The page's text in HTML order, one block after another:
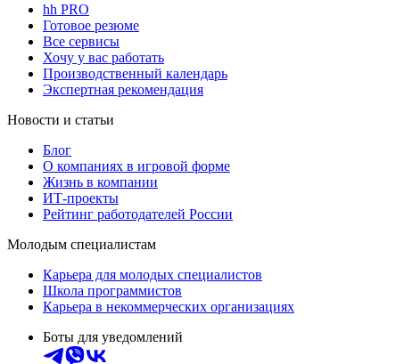
hh PRO
Готовое резюме
Все сервисы
Хочу у вас работать
Производственный календарь
Экспертная рекомендация
Новости и статьи
Блог
О компаниях в игровой форме
Жизнь в компании
ИТ-проекты
Рейтинг работодателей России
Молодым специалистам
Карьера для молодых специалистов
Школа программистов
Карьера в некоммерческих организациях
Боты для уведомлений